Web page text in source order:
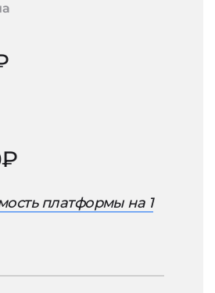
платформы на 1